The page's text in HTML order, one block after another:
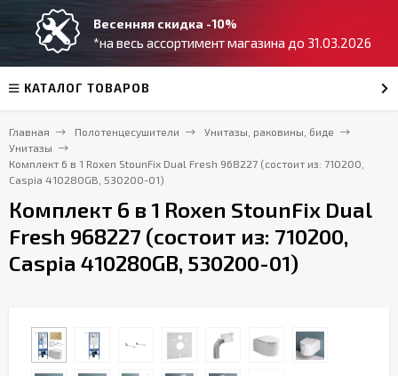
Весенняя скидка -10%
*на весь ассортимент магазина до 31.03.2026
КАТАЛОГ ТОВАРОВ
Главная Полотенцесушители
Унитазы, раковины, биде
Унитазы
Комплект 6 в 1 Roxen StounFix Dual Fresh 968227 (состоит из: 710200,
Caspia 410280GB, 530200-01)
Комплект 6 в 1 Roxen StounFix Dual
Fresh 968227 (состоит из: 710200,
Caspia 410280GB, 530200-01)